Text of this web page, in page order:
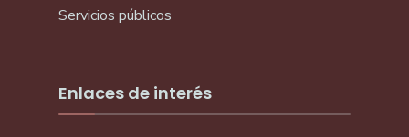
Servicios públicos
Enlaces de interés